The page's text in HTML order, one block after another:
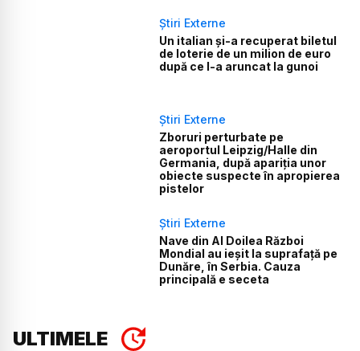
Știri Externe
Un italian și-a recuperat biletul
de loterie de un milion de euro
după ce l-a aruncat la gunoi
Știri Externe
Zboruri perturbate pe
aeroportul Leipzig/Halle din
Germania, după apariția unor
obiecte suspecte în apropierea
pistelor
Știri Externe
Nave din Al Doilea Război
Mondial au ieșit la suprafață pe
Dunăre, în Serbia. Cauza
principală e seceta
ULTIMELE